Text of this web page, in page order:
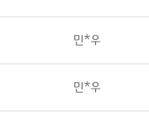
민*우
민*우